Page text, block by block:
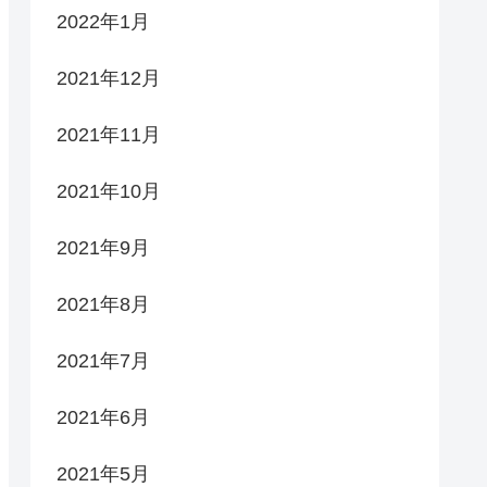
2022年1月
2021年12月
2021年11月
2021年10月
2021年9月
2021年8月
2021年7月
2021年6月
2021年5月